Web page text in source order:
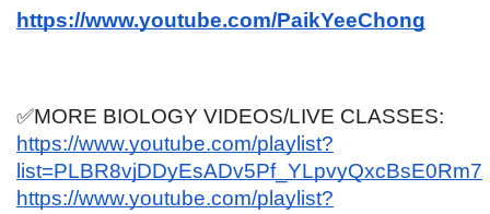
https://www.youtube.com/PaikYeeChong
✅MORE BIOLOGY VIDEOS/LIVE CLASSES:
https://www.youtube.com/playlist?
list=PLBR8vjDDyEsADv5Pf_YLpvyQxcBsE0Rm7
https://www.youtube.com/playlist?